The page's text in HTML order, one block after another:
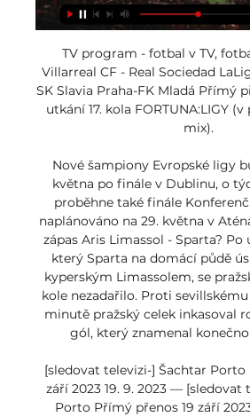
TV program - fotbal v TV,
Villarreal CF - Real Sociedad
SK Slavia Praha-FK Mladá Přímý
utkání 17. kola FORTUNA:LIGY
mix).
Nové šampiony Evropské ligy
května po finále v Dublinu, o
proběhne také finále
naplánováno na 29. května v
zápas Aris Limassol - Sparta? Po
který Sparta na domácí půdě
kyperským Limassolem, se
kole nezadařilo. Proti
minutě pražský celek inkasoval
gól, který znamenal
[sledovat televizi-] Šachtar Porto
září 2023 19. 9. 2023 — [sledovat
Porto Přímý přenos 19 září